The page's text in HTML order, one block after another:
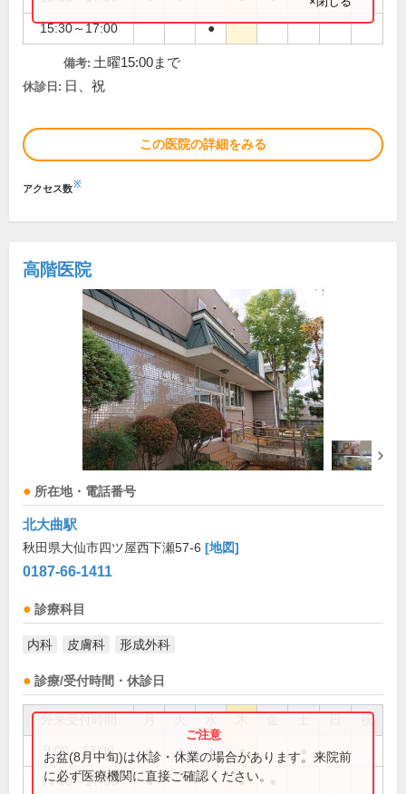
15:30～17:00 ●
備考: 土曜15:00まで
休診日: 日、祝
この医院の詳細をみる
アクセス数※
高階医院
所在地・電話番号
北大曲駅
秋田県大仙市四ツ屋西下瀬57-6 [地図]
0187-66-1411
診療科目
内科 皮膚科 形成外科
診療/受付時間・休診日
祝
9:00～12:00 ● ● ● ●
14:00～17:00 ● ●
お盆(8月中旬)は休診・休業の場合があります。来院前
に必ず医療機関に直接ご確認ください。